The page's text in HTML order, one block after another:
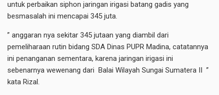
untuk perbaikan siphon jaringan irigasi batang gadis yang
besmasalah ini mencapai 345 juta.
” anggaran nya sekitar 345 jutaan yang diambil dari
pemeliharaan rutin bidang SDA Dinas PUPR Madina, catatannya
ini penanganan sementara, karena jaringan irigasi ini
sebenarnya wewenang dari Balai Wilayah Sungai Sumatera II ”
kata Rizal.